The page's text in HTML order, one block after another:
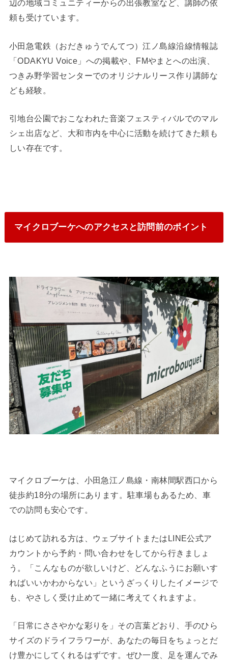
辺の地域コミュニティーからの出張教室など、講師の依
頼も受けています。
小田急電鉄（おだきゅうでんてつ）江ノ島線沿線情報誌
「ODAKYU Voice」への掲載や、FMやまとへの出演、
つきみ野学習センターでのオリジナルリース作り講師な
ども経験。
引地台公園でおこなわれた音楽フェスティバルでのマル
シェ出店など、大和市内を中心に活動を続けてきた頼も
しい存在です。
マイクロブーケへのアクセスと訪問前のポイント
マイクロブーケは、小田急江ノ島線・南林間駅西口から
徒歩約18分の場所にあります。駐車場もあるため、車
での訪問も安心です。
はじめて訪れる方は、ウェブサイトまたはLINE公式ア
カウントから予約・問い合わせをしてから行きましょ
う。「こんなものが欲しいけど、どんなふうにお願いす
ればいいかわからない」というざっくりしたイメージで
も、やさしく受け止めて一緒に考えてくれますよ。
「日常にささやかな彩りを」その言葉どおり、手のひら
サイズのドライフラワーが、あなたの毎日をちょっとだ
け豊かにしてくれるはずです。ぜひ一度、足を運んでみ